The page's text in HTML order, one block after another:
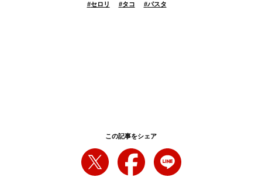
#セロリ #タコ #パスタ
この記事をシェア